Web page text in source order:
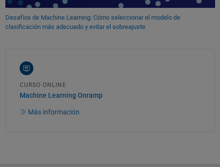
Desafíos de Machine Learning: Cómo seleccionar el modelo de
clasificación más adecuado y evitar el sobreajuste
CURSO ONLINE
Machine Learning Onramp
Más información